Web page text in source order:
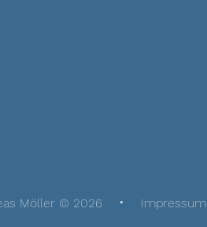
Möller © 2026 Impressum